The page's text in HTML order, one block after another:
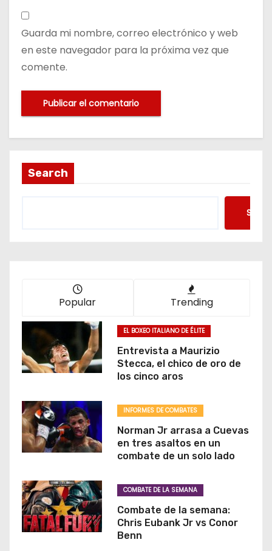
Guarda mi nombre, correo electrónico y web
en este navegador para la próxima vez que
comente.
Search
Popular Trending
EL BOXEO ITALIANO DE ÉLITE
Entrevista a Maurizio
Stecca, el chico de oro de
los cinco aros
INFORMES DE COMBATES
Norman Jr arrasa a Cuevas
en tres asaltos en un
combate de un solo lado
COMBATE DE LA SEMANA
Combate de la semana:
Chris Eubank Jr vs Conor
Benn